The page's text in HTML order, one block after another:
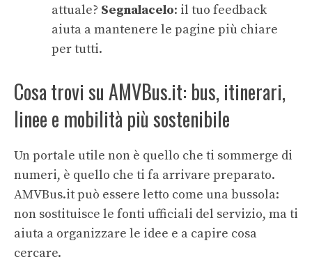
attuale? Segnalacelo: il tuo feedback
aiuta a mantenere le pagine più chiare
per tutti.
Cosa trovi su AMVBus.it: bus, itinerari,
linee e mobilità più sostenibile
Un portale utile non è quello che ti sommerge di
numeri, è quello che ti fa arrivare preparato.
AMVBus.it può essere letto come una bussola:
non sostituisce le fonti ufficiali del servizio, ma ti
aiuta a organizzare le idee e a capire cosa
cercare.